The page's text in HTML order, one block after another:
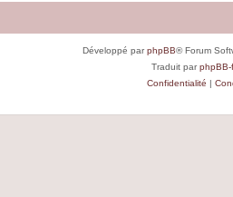
Développé parphpBB® Forum
Traduit parphpBB-
Confidentialité |